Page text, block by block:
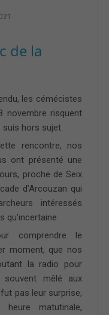
de la
les cémécistes
novembre risquent
suis hors sujet.
rencontre, nos
ont présenté une
proche de Seix
d’Arcouzan qui
intéressés
qu’incertaine.
comprendre le
moment, que nos
la radio pour
mêlé aux
pas leur surprise,
matutinale,